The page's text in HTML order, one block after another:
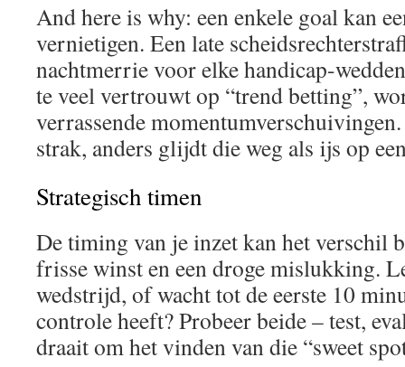
And here is why: een enkele goal kan
vernietigen. Een late
nachtmerrie voor elke handicap-
te veel vertrouwt op “trend betting”,
verrassende
strak, anders glijdt die weg als ijs op
Strategisch timen
De timing van je inzet kan het verschil
frisse winst en een droge mislukking.
wedstrijd, of wacht tot de eerste 10
controle heeft? Probeer beide – test,
draait om het vinden van die “sweet